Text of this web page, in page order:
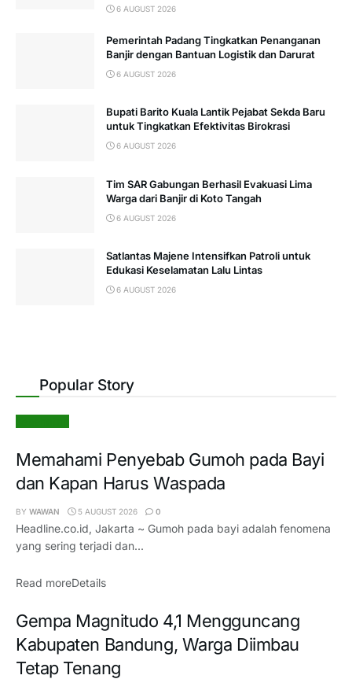
6 AUGUST 2026
Pemerintah Padang Tingkatkan Penanganan
Banjir dengan Bantuan Logistik dan Darurat
6 AUGUST 2026
Bupati Barito Kuala Lantik Pejabat Sekda Baru
untuk Tingkatkan Efektivitas Birokrasi
6 AUGUST 2026
Tim SAR Gabungan Berhasil Evakuasi Lima
Warga dari Banjir di Koto Tangah
6 AUGUST 2026
Satlantas Majene Intensifkan Patroli untuk
Edukasi Keselamatan Lalu Lintas
6 AUGUST 2026
Popular Story
Memahami Penyebab Gumoh pada Bayi
dan Kapan Harus Waspada
BY WAWAN 5 AUGUST 2026 0
Headline.co.id, Jakarta ~ Gumoh pada bayi adalah fenomena
yang sering terjadi dan...
Read moreDetails
Gempa Magnitudo 4,1 Mengguncang
Kabupaten Bandung, Warga Diimbau
Tetap Tenang